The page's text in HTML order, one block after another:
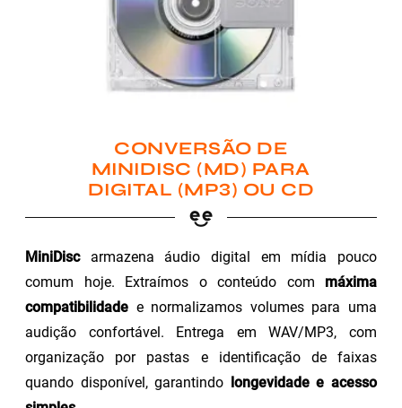
CONVERSÃO DE
MINIDISC (MD) PARA
DIGITAL (MP3) OU CD
MiniDiscarmazena áudio digital em mídia pouco
comum hoje. Extraímos o conteúdo com máxima
compatibilidade e normalizamos volumes para uma
audição confortável. Entrega em WAV/MP3, com
organização por pastas e identificação de faixas
quando disponível, garantindo longevidade e acesso